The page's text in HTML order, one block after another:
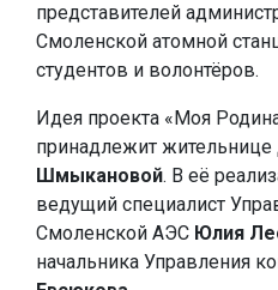
представителей
Смоленской атомной
студентов и волонтёров.
Идея проекта «Моя
принадлежит жительнице
Шмыкановой. В её
ведущий специалист
Смоленской АЭС Юлия
начальника Управления